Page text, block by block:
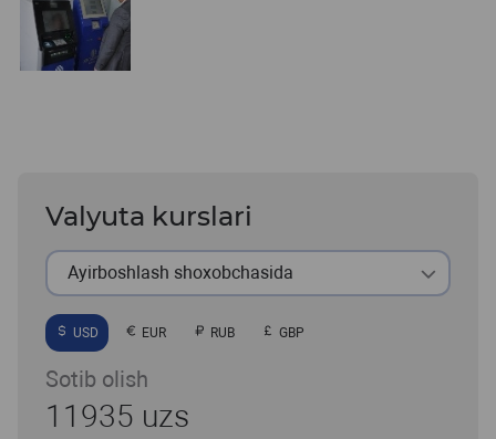
Valyuta kurslari
Ayirboshlash shoxobchasida
USD EUR RUB GBP
Sotib olish
11935 uzs